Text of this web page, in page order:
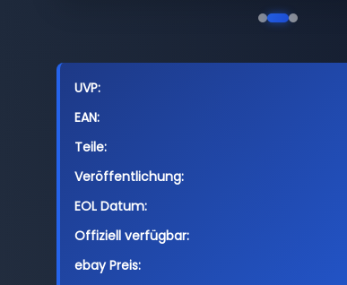
UVP:
EAN:
Teile:
Veröffentlichung:
EOL Datum:
Offiziell verfügbar:
ebay Preis: